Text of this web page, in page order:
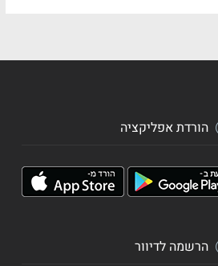
הורדת אפליקציה
הרשמה לדיוור